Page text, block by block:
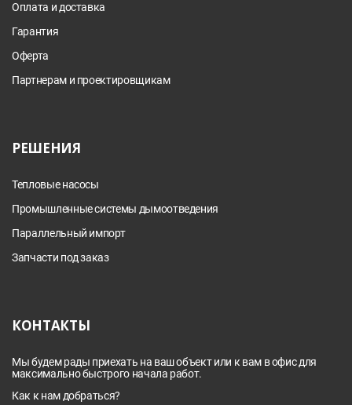
Оплата и доставка
Гарантия
Оферта
Партнерам и проектировщикам
РЕШЕНИЯ
Тепловые насосы
Промышленные системы дымоотведения
Параллельный импорт
Запчасти под заказ
КОНТАКТЫ
Мы будем рады приехать на ваш объект или к вам в офис для
максимально быстрого начала работ.
Как к нам добраться?